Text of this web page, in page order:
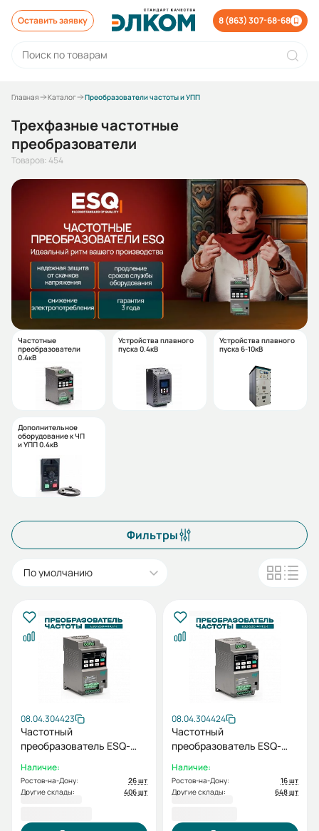
Оставить заявку 8 (863) 307-68-68
Главная Каталог Преобразователи частоты и УПП
Трехфазные частотные
преобразователи
Товаров: 454
Частотные
преобразователи
0.4кВ
Устройства плавного
пуска 0.4кВ
Устройства плавного
пуска 6-10кВ
Дополнительное
оборудование к ЧП
и УПП 0.4кВ
Фильтры
По умолчанию
08.04.304423
Частотный
преобразователь ESQ-
Наличие:
Ростов-на-Дону:
26 шт
Другие склады:
406 шт
08.04.304424
Частотный
преобразователь ESQ-
Наличие:
Ростов-на-Дону:
16 шт
Другие склады:
648 шт